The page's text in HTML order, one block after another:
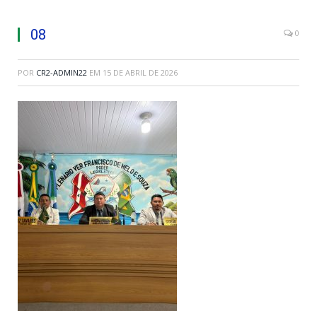
08 0
POR CR2-ADMIN22 EM 15 DE ABRIL DE 2026